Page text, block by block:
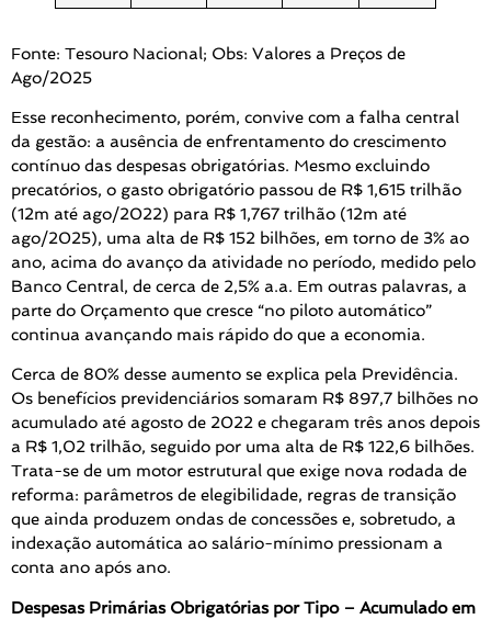
Fonte: Tesouro Nacional; Obs: Valores a Preços de
Ago/2025
Esse reconhecimento, porém, convive com a falha central
da gestão: a ausência de enfrentamento do crescimento
contínuo das despesas obrigatórias. Mesmo excluindo
precatórios, o gasto obrigatório passou de R$ 1,615 trilhão
(12m até ago/2022) para R$ 1,767 trilhão (12m até
ago/2025), uma alta de R$ 152 bilhões, em torno de 3% ao
ano, acima do avanço da atividade no período, medido pelo
Banco Central, de cerca de 2,5% a.a. Em outras palavras, a
parte do Orçamento que cresce “no piloto automático”
continua avançando mais rápido do que a economia.
Cerca de 80% desse aumento se explica pela Previdência.
Os benefícios previdenciários somaram R$ 897,7 bilhões no
acumulado até agosto de 2022 e chegaram três anos depois
a R$ 1,02 trilhão, seguido por uma alta de R$ 122,6 bilhões.
Trata-se de um motor estrutural que exige nova rodada de
reforma: parâmetros de elegibilidade, regras de transição
que ainda produzem ondas de concessões e, sobretudo, a
indexação automática ao salário-mínimo pressionam a
conta ano após ano.
Despesas Primárias Obrigatórias por Tipo – Acumulado em